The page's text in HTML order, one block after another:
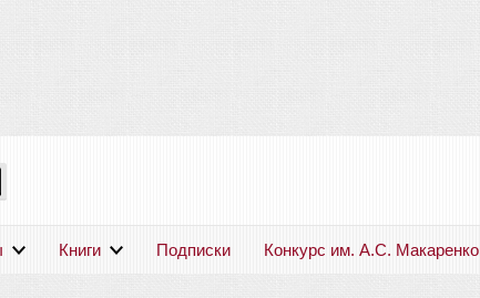
Книги Подписки Конкурс им. А.С. Макаренко